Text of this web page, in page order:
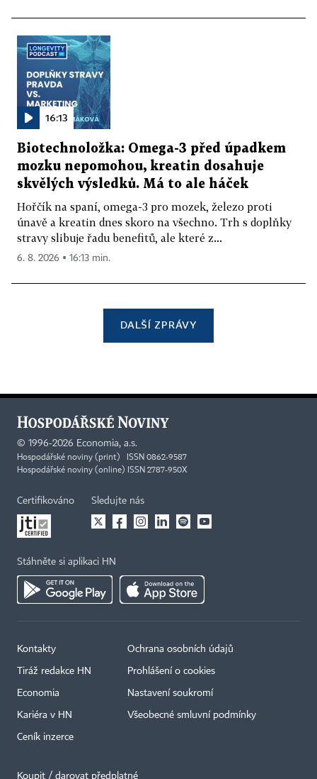
16:13
Biotechnoložka: Omega-3 před úpadkem
mozku nepomohou, kreatin dosahuje
skvělých výsledků. Má to ale háček
Hořčík na spaní, omega-3 pro mozek, železo proti
únavě a kreatin dnes skoro na všechno. Trh s doplňky
stravy slibuje řadu benefitů, ale které z...
6. 8. 2026 ▪ 16:13 min.
DALŠÍ ZPRÁVY
© 1996-2026 Economia, a.s.
Hospodářské noviny (print) ISSN 0862-9587
Hospodářské noviny (online) ISSN 2787-950X
Certifikováno Sledujte nás
Stáhněte si aplikaci HN
Kontakty
Tiráž redakce HN
Economia
Kariéra v HN
Ceník inzerce
Ochrana osobních údajů
Prohlášení o cookies
Nastavení soukromí
Všeobecné smluvní podmínky
Koupit / darovat předplatné